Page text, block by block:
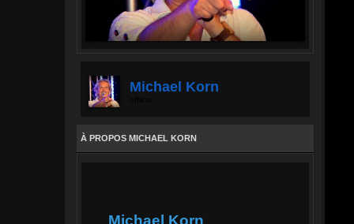
Michael Korn
À PROPOS MICHAEL KORN